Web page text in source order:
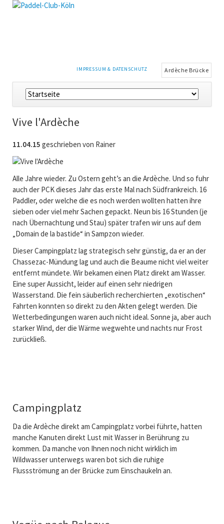
NAVIGATION
IMPRESSUM & DATENSCHUTZ Ardèche Brücke
Navigation
überspringen
Vive l'Ardèche
11.04.15 geschrieben von Rainer
Alle Jahre wieder. Zu Ostern geht’s an die Ardèche. Und so fuhr
auch der PCK dieses Jahr das erste Mal nach Südfrankreich. 16
Paddler, oder welche die es noch werden wollten hatten ihre
sieben oder viel mehr Sachen gepackt. Neun bis 16 Stunden (je
nach Übernachtung und Stau) später trafen wir uns auf dem
„Domain de la bastide“ in Sampzon wieder.
Dieser Campingplatz lag strategisch sehr günstig, da er an der
Chassezac-Mündung lag und auch die Beaume nicht viel weiter
entfernt mündete. Wir bekamen einen Platz direkt am Wasser.
Eine super Aussicht, leider auf einen sehr niedrigen
Wasserstand. Die fein säuberlich recherchierten „exotischen“
Fahrten konnten so direkt zu den Akten gelegt werden. Die
Wetterbedingungen waren auch nicht ideal. Sonne ja, aber auch
starker Wind, der die Wärme wegwehte und nachts nur Frost
zurückließ.
Campingplatz
Da die Ardèche direkt am Campingplatz vorbei führte, hatten
manche Kanuten direkt Lust mit Wasser in Berührung zu
kommen. Da manche von Ihnen noch nicht wirklich im
Wildwasser unterwegs waren bot sich die ruhige
Flussströmung an der Brücke zum Einschaukeln an.